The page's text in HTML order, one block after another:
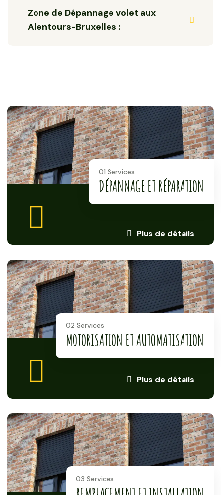
Zone de Dépannage volet aux
Alentours-Bruxelles :
Plus de détails
01 Services
DÉPANNAGE ET RÉPARATION
Plus de détails
02 Services
MOTORISATION ET AUTOMATISATION
03 Services